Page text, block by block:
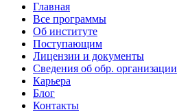
Главная
Все программы
Об институте
Поступающим
Лицензии и документы
Сведения об обр. организации
Карьера
Блог
Контакты